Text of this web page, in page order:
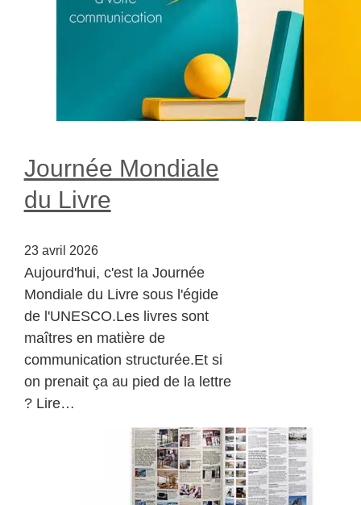
Journée Mondiale
du Livre
23 avril 2026
Aujourd'hui, c'est la Journée
Mondiale du Livre sous l'égide
de l'UNESCO.Les livres sont
maîtres en matière de
communication structurée.Et si
on prenait ça au pied de la lettre
? Lire…